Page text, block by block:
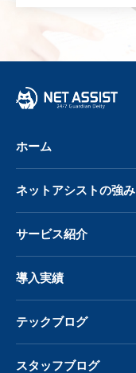
ホーム
ネットアシストの強み
サービス紹介
導入実績
テックブログ
スタッフブログ